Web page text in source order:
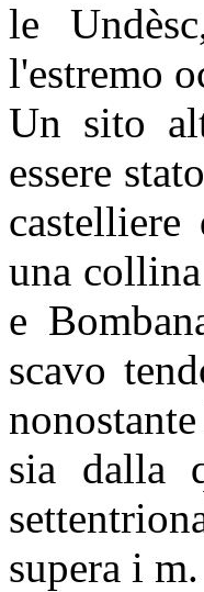
le
l'estremo
Un sito
essere
una
e
scavo
sia dalla
supera i